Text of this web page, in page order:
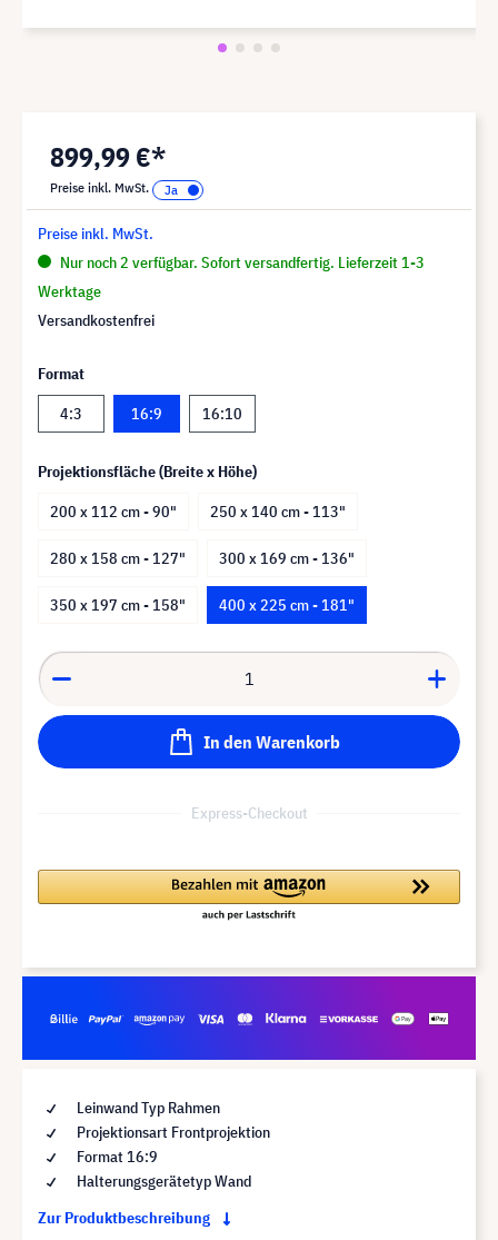
899,99 €*
Preise inkl. MwSt.
Preise inkl. MwSt.
Nur noch 2 verfügbar. Sofort versandfertig. Lieferzeit 1-3
Werktage
Versandkostenfrei
Format
4:3
16:9 16:10
Projektionsfläche (Breite x Höhe)
200 x 112 cm - 90"
250 x 140 cm - 113"
280 x 158 cm - 127" 300 x 169 cm - 136"
350 x 197 cm - 158" 400 x 225 cm - 181"
In den Warenkorb
Express-Checkout
Leinwand Typ Rahmen
Projektionsart Frontprojektion
Format 16:9
Halterungsgerätetyp Wand
Zur Produktbeschreibung